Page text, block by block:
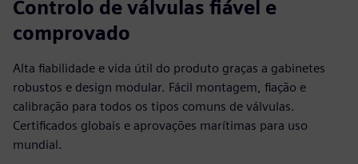
Controlo de válvulas fiável e
comprovado
Alta fiabilidade e vida útil do produto graças a gabinetes
robustos e design modular. Fácil montagem, fiação e
calibração para todos os tipos comuns de válvulas.
Certificados globais e aprovações marítimas para uso
mundial.